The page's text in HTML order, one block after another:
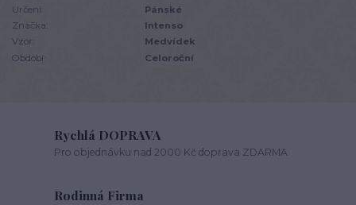
Určení:
Pánské
Značka:
Intenso
Vzor:
Medvídek
Období:
Celoroční
Rychlá DOPRAVA
Pro objednávku nad 2000 Kč doprava ZDARMA
Rodinná Firma